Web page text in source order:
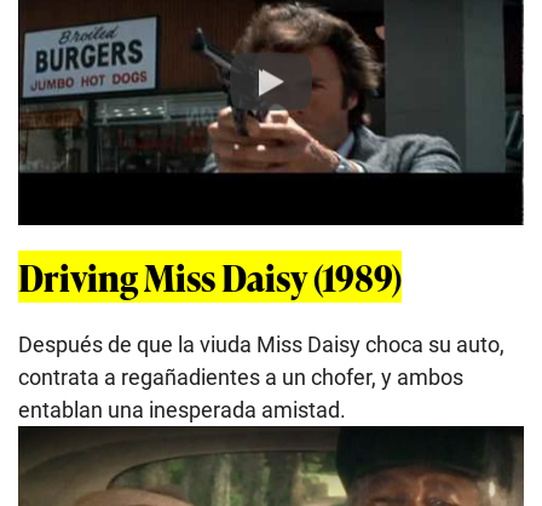
Play
Driving Miss Daisy (1989)
Después de que la viuda Miss Daisy choca su auto,
contrata a regañadientes a un chofer, y ambos
entablan una inesperada amistad.